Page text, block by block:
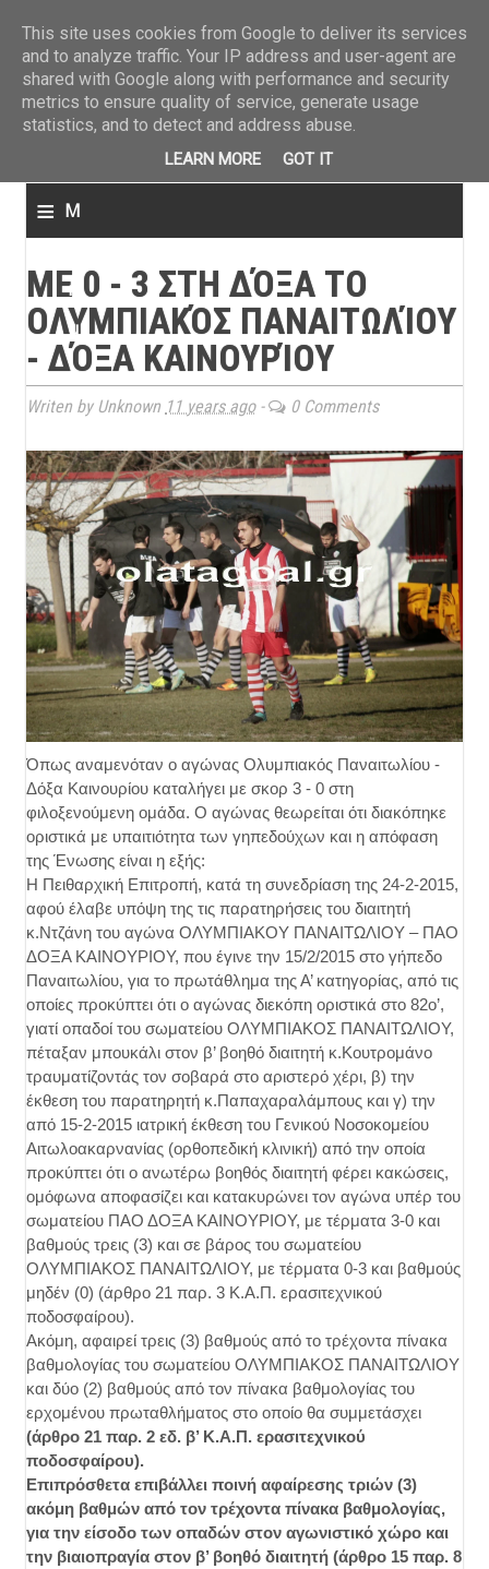
≡ M
n
u
ΜΕ 0 - 3 ΣΤΗ ΔΌΞΑ ΤΟ
ΟΛΥΜΠΙΑΚΌΣ ΠΑΝΑΙΤΩΛΊΟΥ
- ΔΌΞΑ ΚΑΙΝΟΥΡΊΟΥ
Writen by Unknown 11 years ago- 0 Comments
Όπως αναμενόταν ο αγώνας Ολυμπιακός Παναιτωλίου -
Δόξα Καινουρίου καταλήγει με σκορ 3 - 0 στη
φιλοξενούμενη ομάδα. Ο αγώνας θεωρείται ότι διακόπηκε
οριστικά με υπαιτιότητα των γηπεδούχων και η απόφαση
της Ένωσης είναι η εξής:
Η Πειθαρχική Επιτροπή, κατά τη συνεδρίαση της 24-2-2015,
αφού έλαβε υπόψη της τις παρατηρήσεις του διαιτητή
κ.Ντζάνη του αγώνα ΟΛΥΜΠΙΑΚΟΥ ΠΑΝΑΙΤΩΛΙΟΥ – ΠΑΟ
ΔΟΞΑ ΚΑΙΝΟΥΡΙΟΥ, που έγινε την 15/2/2015 στο γήπεδο
Παναιτωλίου, για το πρωτάθλημα της Α’ κατηγορίας, από τις
οποίες προκύπτει ότι ο αγώνας διεκόπη οριστικά στο 82ο’,
γιατί οπαδοί του σωματείου ΟΛΥΜΠΙΑΚΟΣ ΠΑΝΑΙΤΩΛΙΟΥ,
πέταξαν μπουκάλι στον β’ βοηθό διαιτητή κ.Κουτρομάνο
τραυματίζοντάς τον σοβαρά στο αριστερό χέρι, β) την
έκθεση του παρατηρητή κ.Παπαχαραλάμπους και γ) την
από 15-2-2015 ιατρική έκθεση του Γενικού Νοσοκομείου
Αιτωλοακαρνανίας (ορθοπεδική κλινική) από την οποία
προκύπτει ότι ο ανωτέρω βοηθός διαιτητή φέρει κακώσεις,
ομόφωνα αποφασίζει και κατακυρώνει τον αγώνα υπέρ του
σωματείου ΠΑΟ ΔΟΞΑ ΚΑΙΝΟΥΡΙΟΥ, με τέρματα 3-0 και
βαθμούς τρεις (3) και σε βάρος του σωματείου
ΟΛΥΜΠΙΑΚΟΣ ΠΑΝΑΙΤΩΛΙΟΥ, με τέρματα 0-3 και βαθμούς
μηδέν (0) (άρθρο 21 παρ. 3 Κ.Α.Π. ερασιτεχνικού
ποδοσφαίρου).
Ακόμη, αφαιρεί τρεις (3) βαθμούς από το τρέχοντα πίνακα
βαθμολογίας του σωματείου ΟΛΥΜΠΙΑΚΟΣ ΠΑΝΑΙΤΩΛΙΟΥ
και δύο (2) βαθμούς από τον πίνακα βαθμολογίας του
ερχομένου πρωταθλήματος στο οποίο θα συμμετάσχει
(άρθρο 21 παρ. 2 εδ. β’ Κ.Α.Π. ερασιτεχνικού
ποδοσφαίρου).
Επιπρόσθετα επιβάλλει ποινή αφαίρεσης τριών (3)
ακόμη βαθμών από τον τρέχοντα πίνακα βαθμολογίας,
για την είσοδο των οπαδών στον αγωνιστικό χώρο και
την βιαιοπραγία στον β’ βοηθό διαιτητή (άρθρο 15 παρ. 8
This site uses cookies from Google to deliver its services
and to analyze traffic. Your IP address and user-agent are
shared with Google along with performance and security
metrics to ensure quality of service, generate usage
statistics, and to detect and address abuse.
LEARN MORE GOT IT